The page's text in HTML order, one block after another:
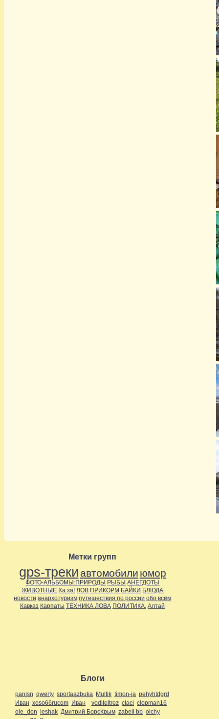
Метки групп
gps-треки автомобили юмор
ФОТО-АЛЬБОМЫ:ПРИРОДЫ РЫБЫ АНЕГДОТЫ
ЖИВОТНЫЕ Ха ха! ЛОВ ПРИКОРМ БАЙКИ БЛЮДА
новости анархотуризм путешествия по россии обо всём
Кавказ Карпаты ТЕХНИКА ЛОВА ПОЛИТИКА. Алтай
Блоги
panisn qwerty sportaazbuka Multik timon-ja pehyhtdgrd
Иван xoso66rucom Иван voditeltrez ctaci clopman16
ole_don leshak Дмитрий БорсКрым zabeii bb olchy